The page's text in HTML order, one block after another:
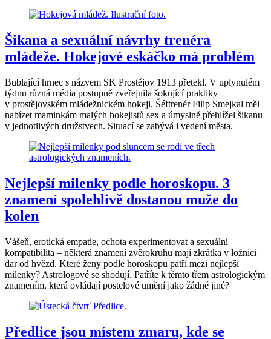
Šikana a sexuální návrhy trenéra
mládeže. Hokejové eskáčko má problém
Bublající hrnec s názvem SK Prostějov 1913 přetekl. V uplynulém
týdnu různá média postupně zveřejnila šokující praktiky
v prostějovském mládežnickém hokeji. Šéftrenér Filip Smejkal měl
nabízet maminkám malých hokejistů sex a úmyslně přehlížel šikanu
v jednotlivých družstvech. Situací se zabývá i vedení města.
Nejlepší milenky podle horoskopu. 3
znamení spolehlivě dostanou muže do
kolen
Vášeň, erotická empatie, ochota experimentovat a sexuální
kompatibilita – některá znamení zvěrokruhu mají zkrátka v ložnici
dar od hvězd. Které ženy podle horoskopu patří mezi nejlepší
milenky? Astrologové se shodují. Patříte k těmto třem astrologickým
znamením, která ovládají postelové umění jako žádné jiné?
Předlice jsou místem zmaru, kde se